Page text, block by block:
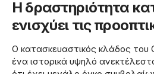
Η δραστηριότητα
ενισχύει τις
Ο κατασκευαστικός κλάδος του
ένα ιστορικά υψηλό